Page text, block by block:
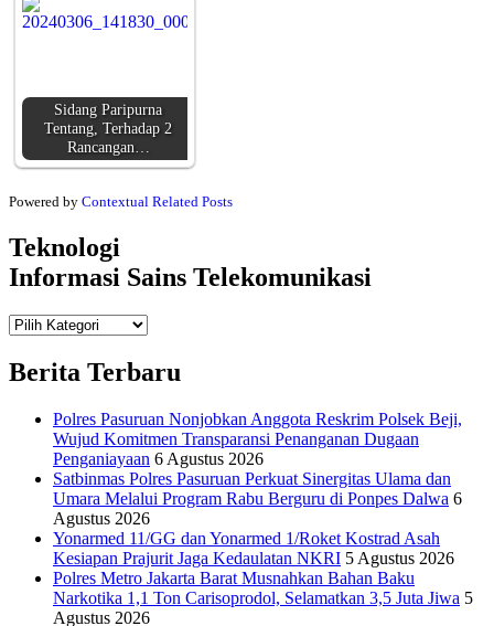
Sidang Paripurna
Tentang, Terhadap 2
Rancangan…
Powered by Contextual Related Posts
Teknologi
Informasi Sains Telekomunikasi
Teknologi
Berita Terbaru
Polres Pasuruan Nonjobkan Anggota Reskrim Polsek Beji,
Wujud Komitmen Transparansi Penanganan Dugaan
Penganiayaan 6 Agustus 2026
Satbinmas Polres Pasuruan Perkuat Sinergitas Ulama dan
Umara Melalui Program Rabu Berguru di Ponpes Dalwa 6
Agustus 2026
Yonarmed 11/GG dan Yonarmed 1/Roket Kostrad Asah
Kesiapan Prajurit Jaga Kedaulatan NKRI 5 Agustus 2026
Polres Metro Jakarta Barat Musnahkan Bahan Baku
Narkotika 1,1 Ton Carisoprodol, Selamatkan 3,5 Juta Jiwa 5
Agustus 2026